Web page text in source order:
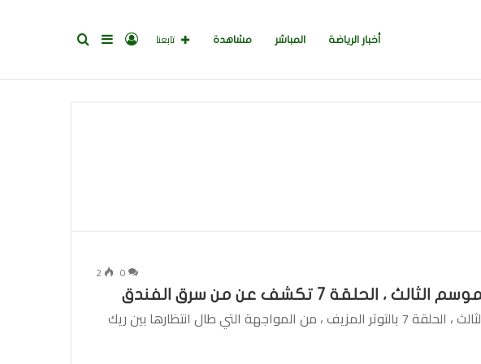
أخبار الرياضة المباشر مشاهدة بحثإضافةتسجيل
تابعنا
0
2
لوتس الأبيض تمتلئ الموسم الثالث ، الحلقة 7 بالتوتر المزيف ، من المواجهة التي طال انتظارها بين ريك